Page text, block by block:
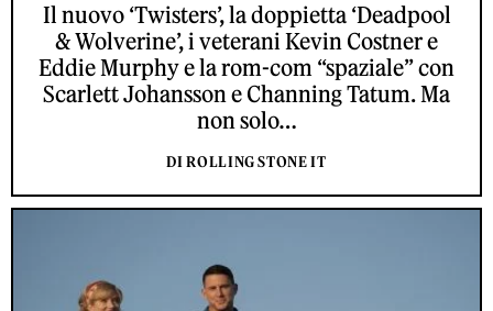
Il nuovo ‘Twisters’, la doppietta ‘Deadpool
& Wolverine’, i veterani Kevin Costner e
Eddie Murphy e la rom-com “spaziale” con
Scarlett Johansson e Channing Tatum. Ma
non solo…
DI ROLLING STONE IT